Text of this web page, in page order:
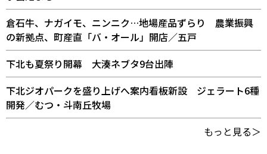
倉石牛、ナガイモ、ニンニク…地場産品ずらり 農業振興
の新拠点、町産直「バ・オール」開店／五戸
下北も夏祭り開幕 大湊ネブタ9台出陣
下北ジオパークを盛り上げへ案内看板新設 ジェラート6種
開発／むつ・斗南丘牧場
もっと見る＞